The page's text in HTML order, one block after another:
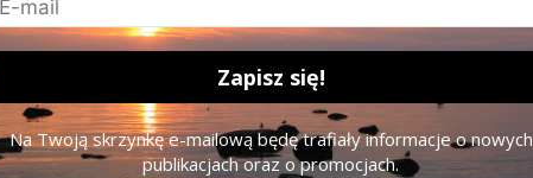
Na Twoją skrzynkę e-mailową będę trafiały informacje o nowych
publikacjach oraz o promocjach.